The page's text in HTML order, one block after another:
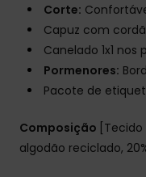
Corte:
Capuz com
Canelado 1x1
Pormenores:
Pacote de
Composição [Tecido
algodão reciclado,